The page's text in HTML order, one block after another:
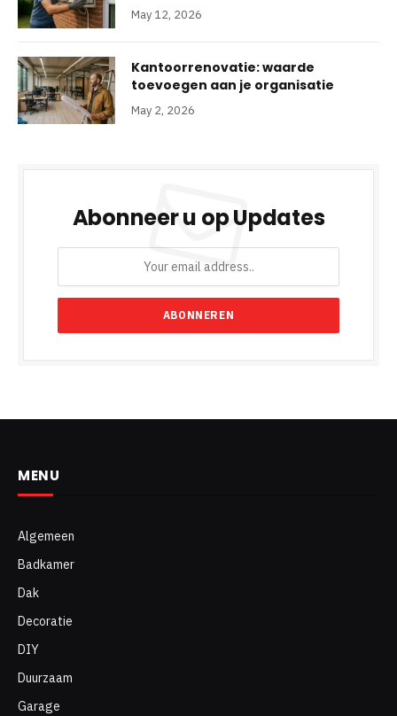
May 12, 2026
Kantoorrenovatie: waarde
toevoegen aan je organisatie
May 2, 2026
Abonneer u op Updates
MENU
Algemeen
Badkamer
Dak
Decoratie
DIY
Duurzaam
Garage